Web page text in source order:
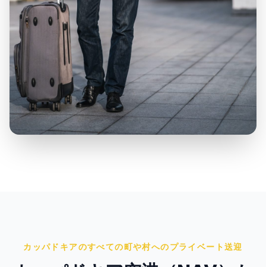
カッパドキアのすべての町や村へのプライベート送迎